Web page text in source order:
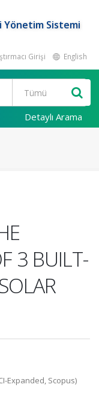
Yönetim Sistemi
Girişi English
Detaylı Arama
3 BUILT-
Expanded, Scopus)